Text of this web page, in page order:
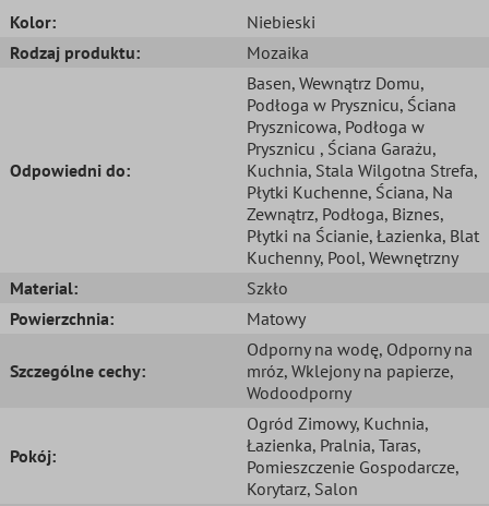
Kolor:
Niebieski
Rodzaj produktu:
Mozaika
Odpowiedni do:
Basen, Wewnątrz Domu,
Podłoga w Prysznicu, Ściana
Prysznicowa, Podłoga w
Prysznicu , Ściana Garażu,
Kuchnia, Stala Wilgotna Strefa,
Płytki Kuchenne, Ściana, Na
Zewnątrz, Podłoga, Biznes,
Płytki na Ścianie, Łazienka, Blat
Kuchenny, Pool, Wewnętrzny
Material:
Szkło
Powierzchnia:
Matowy
Szczególne cechy:
Odporny na wodę, Odporny na
mróz, Wklejony na papierze,
Wodoodporny
Pokój:
Ogród Zimowy, Kuchnia,
Łazienka, Pralnia, Taras,
Pomieszczenie Gospodarcze,
Korytarz, Salon